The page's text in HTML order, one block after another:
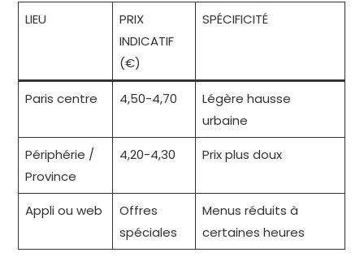
LIEU
PRIX
INDICATIF
(€)
SPÉCIFICITÉ
Paris centre 4,50-4,70
Légère hausse
urbaine
Périphérie /
Province
4,20-4,30 Prix plus doux
Appli ou web
Offres
spéciales
Menus réduits à
certaines heures